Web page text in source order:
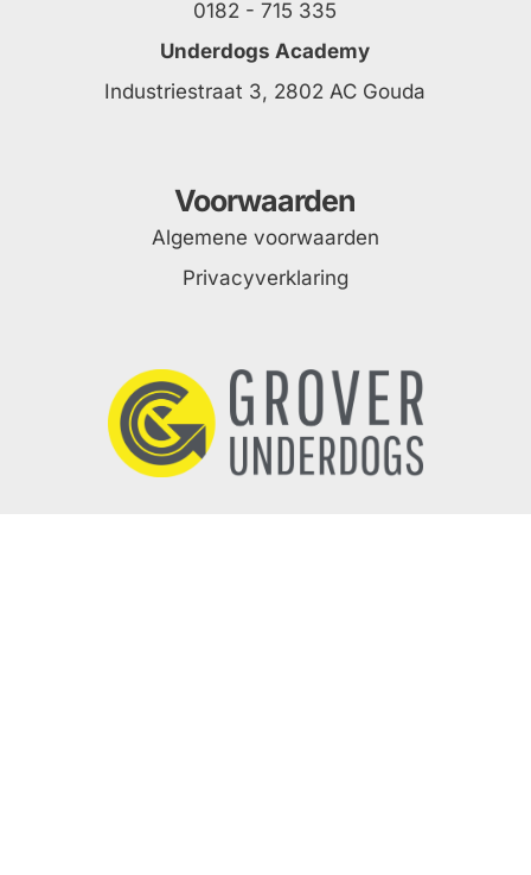
0182 - 715 335
Underdogs Academy
Industriestraat 3, 2802 AC Gouda
Voorwaarden
Algemene voorwaarden
Privacyverklaring